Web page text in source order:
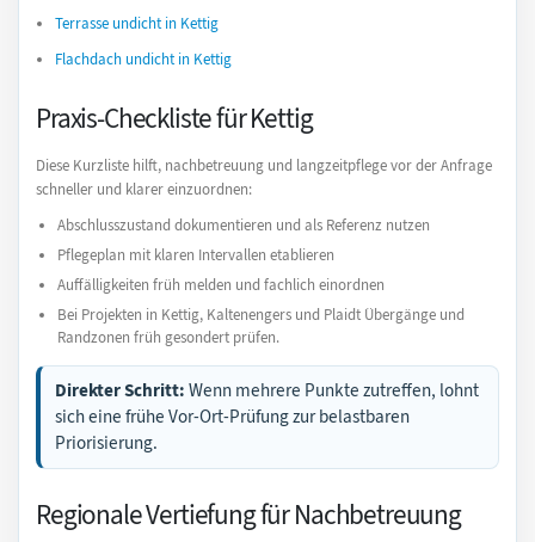
Terrasse undicht in Kettig
Flachdach undicht in Kettig
Praxis-Checkliste für Kettig
Diese Kurzliste hilft, nachbetreuung und langzeitpflege vor der Anfrage
schneller und klarer einzuordnen:
Abschlusszustand dokumentieren und als Referenz nutzen
Pflegeplan mit klaren Intervallen etablieren
Auffälligkeiten früh melden und fachlich einordnen
Bei Projekten in Kettig, Kaltenengers und Plaidt Übergänge und
Randzonen früh gesondert prüfen.
Direkter Schritt: Wenn mehrere Punkte zutreffen, lohnt
sich eine frühe Vor-Ort-Prüfung zur belastbaren
Priorisierung.
Regionale Vertiefung für Nachbetreuung